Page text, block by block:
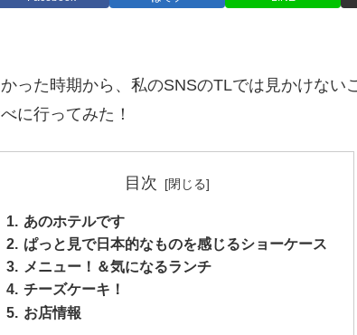
った時期から、私のSNSのTLでは見かけない
に行ってみた！
目次
あのホテルです
ぱっと見で日本的なものを感じるショーケース
メニュー！＆気になるランチ
チーズケーキ！
お店情報